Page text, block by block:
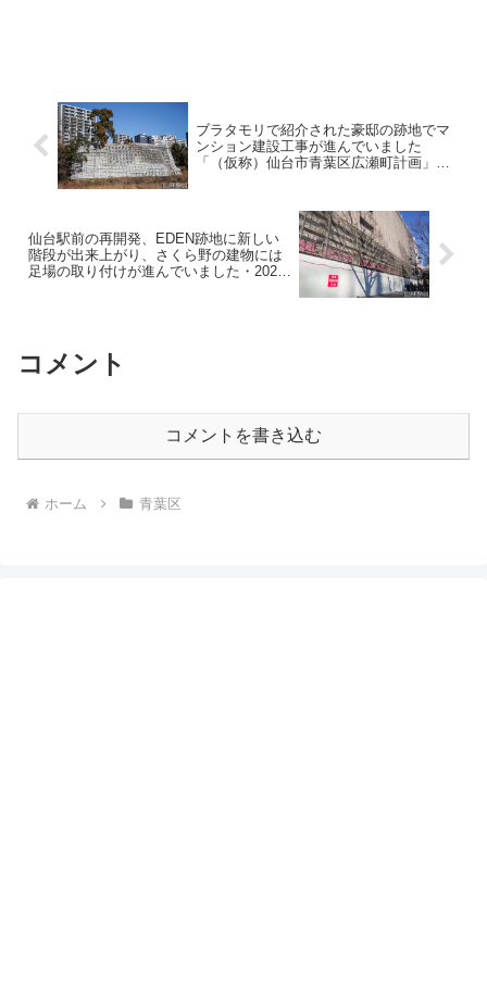
ブラタモリで紹介された豪邸の跡地でマ
ンション建設工事が進んでいました
「（仮称）仙台市青葉区広瀬町計画」・
仙台駅前の再開発、EDEN跡地に新しい
階段が出来上がり、さくら野の建物には
足場の取り付けが進んでいました・2025
コメント
コメントを書き込む
ホーム 青葉区